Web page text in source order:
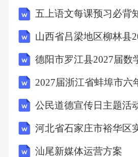
渠道，其供应链金融业务授信
天。市场需求与政策导向的双
诚信通”项目提供了发展契机
条件 金坛区已建成覆盖23个
据应用场景单一。本地拥有3
5家金融机构参与信用体系建
源整合能力。江苏省社会信用
五上语文每课预习必背
公民道德宣传日主题活
汕尾新媒体运营方案